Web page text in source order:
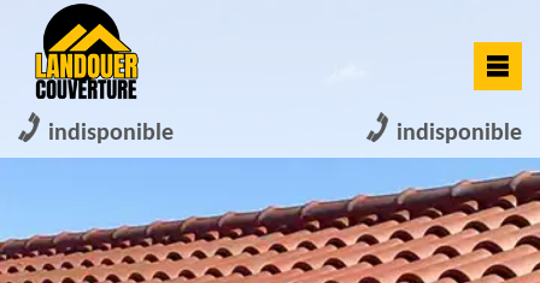
indisponible indisponible